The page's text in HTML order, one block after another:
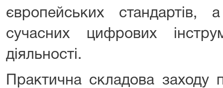
європейських стандартів,
сучасних цифрових
діяльності.
Практична складова заходу